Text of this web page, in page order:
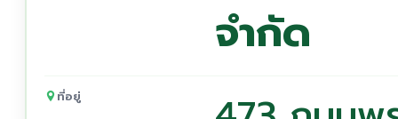
จำกัด
ที่อยู่